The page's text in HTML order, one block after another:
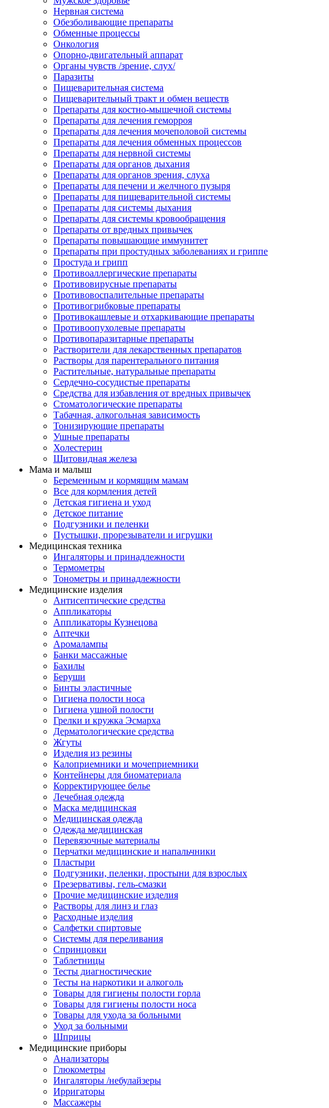
Нервная система
Обезболивающие препараты
Обменные процессы
Онкология
Опорно-двигательный аппарат
Органы чувств /зрение, слух/
Паразиты
Пищеварительная система
Пищеварительный тракт и обмен веществ
Препараты для костно-мышечной системы
Препараты для лечения геморроя
Препараты для лечения мочеполовой системы
Препараты для лечения обменных процессов
Препараты для нервной системы
Препараты для органов дыхания
Препараты для органов зрения, слуха
Препараты для печени и желчного пузыря
Препараты для пищеварительной системы
Препараты для системы дыхания
Препараты для системы кровообращения
Препараты от вредных привычек
Препараты повышающие иммунитет
Препараты при простудных заболеваниях и гриппе
Простуда и грипп
Противоаллергические препараты
Противовирусные препараты
Противовоспалительные препараты
Противогрибковые препараты
Противокашлевые и отхаркивающие препараты
Противоопухолевые препараты
Противопаразитарные препараты
Растворители для лекарственных препаратов
Растворы для парентерального питания
Растительные, натуральные препараты
Сердечно-сосудистые препараты
Средства для избавления от вредных привычек
Стоматологические препараты
Табачная, алкогольная зависимость
Тонизирующие препараты
Ушные препараты
Холестерин
Щитовидная железа
Мама и малыш
Беременным и кормящим мамам
Все для кормления детей
Детская гигиена и уход
Детское питание
Подгузники и пеленки
Пустышки, прорезыватели и игрушки
Медицинская техника
Ингаляторы и принадлежности
Термометры
Тонометры и принадлежности
Медицинские изделия
Антисептические средства
Аппликаторы
Аппликаторы Кузнецова
Аптечки
Аромалампы
Банки массажные
Бахилы
Беруши
Бинты эластичные
Гигиена полости носа
Гигиена ушной полости
Грелки и кружка Эсмарха
Дерматологические средства
Жгуты
Изделия из резины
Калоприемники и мочеприемники
Контейнеры для биоматериала
Корректирующее белье
Лечебная одежда
Маска медицинская
Медицинская одежда
Одежда медицинская
Перевязочные материалы
Перчатки медицинские и напальчники
Пластыри
Подгузники, пеленки, простыни для взрослых
Презервативы, гель-смазки
Прочие медицинские изделия
Растворы для линз и глаз
Расходные изделия
Салфетки спиртовые
Системы для переливания
Спринцовки
Таблетницы
Тесты диагностические
Тесты на наркотики и алкоголь
Товары для гигиены полости горла
Товары для гигиены полости носа
Товары для ухода за больными
Уход за больными
Шприцы
Медицинские приборы
Анализаторы
Глюкометры
Ингаляторы /небулайзеры
Ирригаторы
Массажеры